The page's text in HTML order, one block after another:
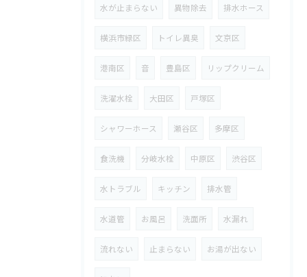
水が止まらない 異物除去 排水ホース
横浜市緑区 トイレ異臭 文京区
港南区 音 豊島区 リップクリーム
洗濯水栓 大田区 戸塚区
シャワーホース 瀬谷区 多摩区
食洗機 分岐水栓 中原区 渋谷区
水トラブル キッチン 排水管
水道管 お風呂 洗面所 水漏れ
流れない 止まらない お湯が出ない